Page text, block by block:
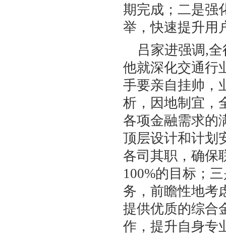
期完成；二是强
举，快速提升用
吕家进强调,
他就深化交通行
手要亲自挂帅，
析，因地制宜，
各项金融需求的
顶层设计和计划
各司其职，确保
100%的目标；
务，前瞻性地考
提供优质的综合
作，提升自身专